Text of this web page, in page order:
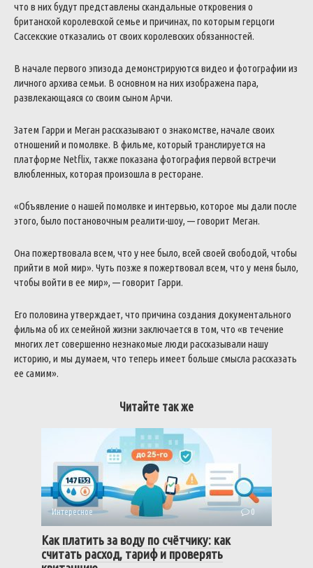
что в них будут представлены скандальные откровения о
британской королевской семье и причинах, по которым герцоги
Сассекские отказались от своих королевских обязанностей.
В начале первого эпизода демонстрируются видео и фотографии из
личного архива семьи. В основном на них изображена пара,
развлекающаяся со своим сыном Арчи.
Затем Гарри и Меган рассказывают о знакомстве, начале своих
отношений и помолвке. В фильме, который транслируется на
платформе Netflix, также показана фотография первой встречи
влюбленных, которая произошла в ресторане.
«Объявление о нашей помолвке и интервью, которое мы дали после
этого, было постановочным реалити-шоу, — говорит Меган.
Она пожертвовала всем, что у нее было, всей своей свободой, чтобы
прийти в мой мир». Чуть позже я пожертвовал всем, что у меня было,
чтобы войти в ее мир», — говорит Гарри.
Его половина утверждает, что причина создания документального
фильма об их семейной жизни заключается в том, что «в течение
многих лет совершенно незнакомые люди рассказывали нашу
историю, и мы думаем, что теперь имеет больше смысла рассказать
ее самим».
Читайте так же
Интересное 0
Как платить за воду по счётчику: как
считать расход, тариф и проверять